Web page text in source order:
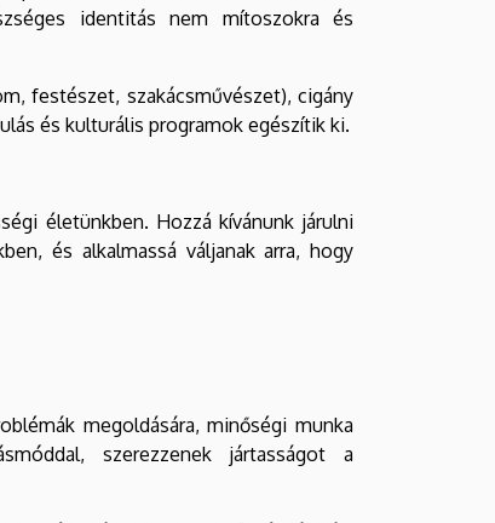
identitás nem mítoszokra és
festészet, szakácsművészet), cigány
és kulturális programok egészítik ki.
életünkben. Hozzá kívánunk járulni
és alkalmassá váljanak arra, hogy
megoldására, minőségi munka
szerezzenek jártasságot a